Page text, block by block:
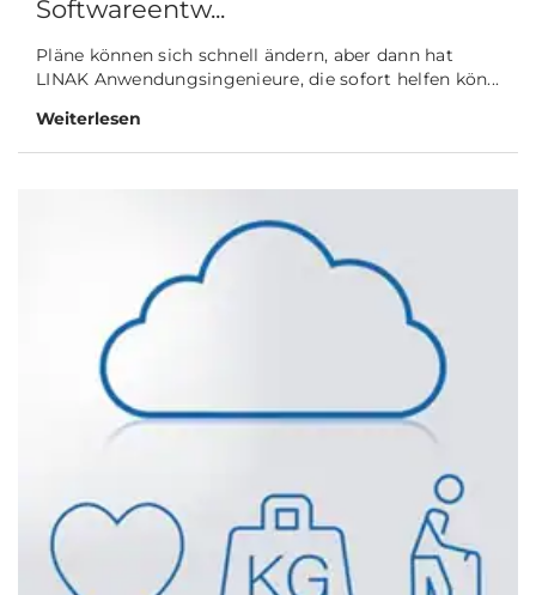
Softwareentw...
Pläne können sich schnell ändern, aber dann hat
LINAK Anwendungsingenieure, die sofort helfen kön...
Weiterlesen